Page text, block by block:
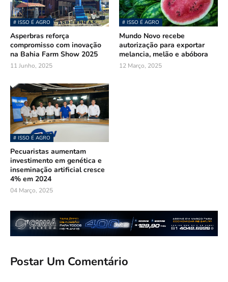
# ISSO É AGRO
Asperbras reforça
compromisso com inovação
na Bahia Farm Show 2025
11 Junho, 2025
# ISSO É AGRO
Mundo Novo recebe
autorização para exportar
melancia, melão e abóbora
12 Março, 2025
# ISSO É AGRO
Pecuaristas aumentam
investimento em genética e
inseminação artificial cresce
4% em 2024
04 Março, 2025
Postar Um Comentário